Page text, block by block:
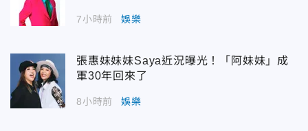
7小時前 娛樂
張惠妹妹妹Saya近況曝光！「阿妹妹」成
軍30年回來了
8小時前 娛樂